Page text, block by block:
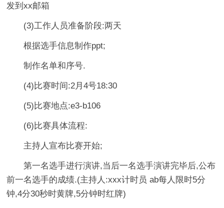
发到xx邮箱
(3)工作人员准备阶段:两天
根据选手信息制作ppt;
制作名单和序号.
(4)比赛时间:2月4号18:30
(5)比赛地点:e3-b106
(6)比赛具体流程:
主持人宣布比赛开始;
第一名选手进行演讲,当后一名选手演讲完毕后,公布
前一名选手的成绩.(主持人:xxx计时员 ab每人限时5分
钟,4分30秒时黄牌,5分钟时红牌)